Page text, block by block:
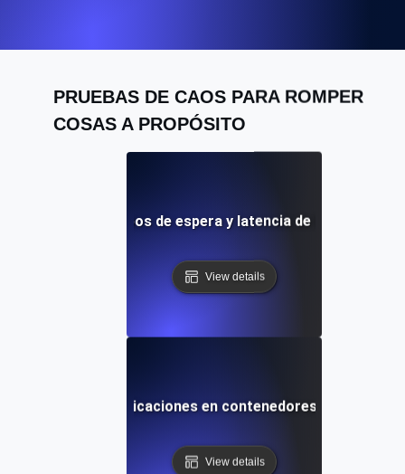
PRUEBAS DE CAOS PARA ROMPER
COSAS A PROPÓSITO
caos para tiempos de espera y latencia de la puerta de
View details
de caos para aplicaciones en contenedores durante
View details